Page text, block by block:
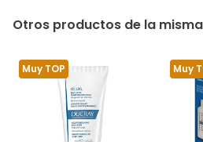
Otros productos de la
Muy TOP Muy